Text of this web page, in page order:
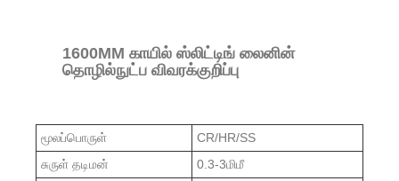
1600MM காயில் ஸ்லிட்டிங் லைனின்
தொழில்நுட்ப விவரக்குறிப்பு
மூலப்பொருள்
CR/HR/SS
சுருள் தடிமன்
0.3-3மிமீ